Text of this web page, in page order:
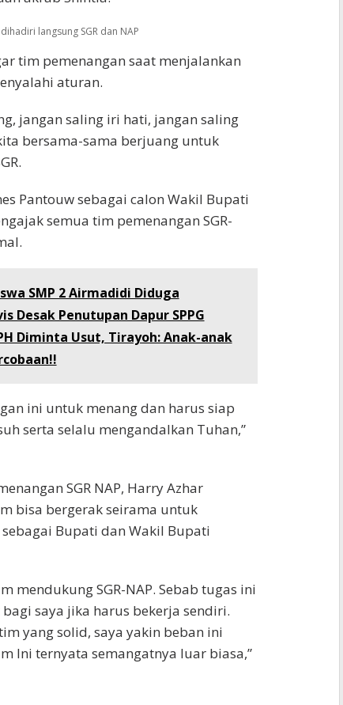
langsung SGR dan NAP
tim pemenangan saat menjalankan
aturan.
jangan saling iri hati, jangan saling
bersama-sama berjuang untuk
Pantouw sebagai calon Wakil Bupati
semua tim pemenangan SGR-
SMP 2 Airmadidi Diduga
Desak Penutupan Dapur SPPG
Diminta Usut, Tirayoh: Anak-anak
ini untuk menang dan harus siap
serta selalu mengandalkan Tuhan,”
SGR NAP, Harry Azhar
bisa bergerak seirama untuk
sebagai Bupati dan Wakil Bupati
mendukung SGR-NAP. Sebab tugas ini
saya jika harus bekerja sendiri.
yang solid, saya yakin beban ini
Ini ternyata semangatnya luar biasa,”